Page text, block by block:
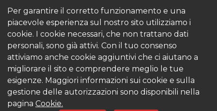
Per garantire il corretto funzionamento e una
piacevole esperienza sul nostro sito utilizziamo i
cookie. I cookie necessari, che non trattano dati
personali, sono già attivi. Con il tuo consenso
attiviamo anche cookie aggiuntivi che ci aiutano a
migliorare il sito e comprendere meglio le tue
esigenze. Maggiori informazioni sui cookie e sulla
gestione delle autorizzazioni sono disponibili nella
pagina Cookie.
Accedi
© 2026 Kronoterm | tutti i diritti riservati. KRONOTERM
d.o.o.